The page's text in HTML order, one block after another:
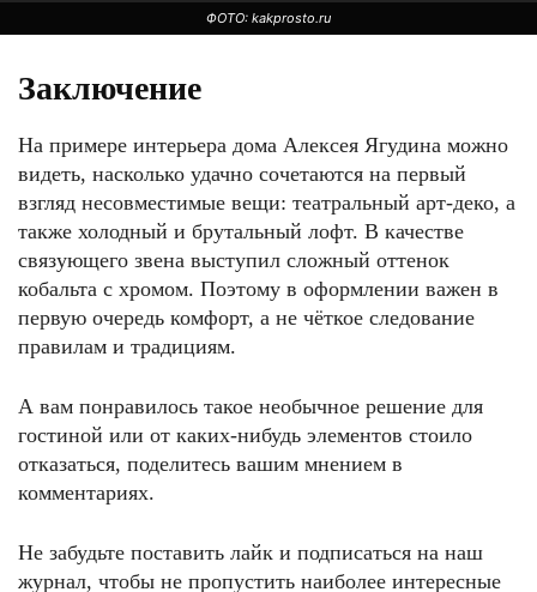
ФОТО: kakprosto.ru
ФОТО: nedvijdom.ru
Заключение
На примере интерьера дома Алексея Ягудина можно
видеть, насколько удачно сочетаются на первый
взгляд несовместимые вещи: театральный арт-деко, а
также холодный и брутальный лофт. В качестве
связующего звена выступил сложный оттенок
кобальта с хромом. Поэтому в оформлении важен в
первую очередь комфорт, а не чёткое следование
правилам и традициям.
А вам понравилось такое необычное решение для
гостиной или от каких-нибудь элементов стоило
отказаться, поделитесь вашим мнением в
комментариях.
Не забудьте поставить лайк и подписаться на наш
журнал, чтобы не пропустить наиболее интересные